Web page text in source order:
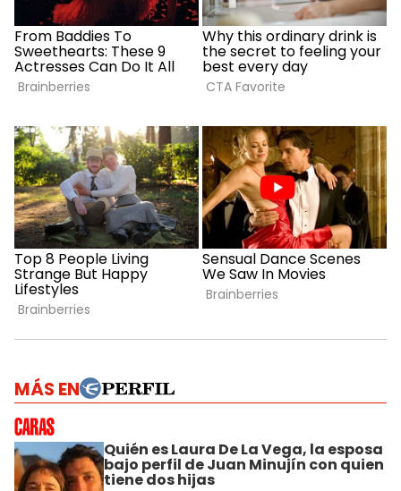
MÁS EN
Quién es Laura De La Vega, la esposa
bajo perfil de Juan Minujín con quien
tiene dos hijas